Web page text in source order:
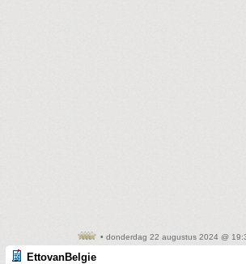
• donderdag 22 augustus 2024 @
EttovanBelgie